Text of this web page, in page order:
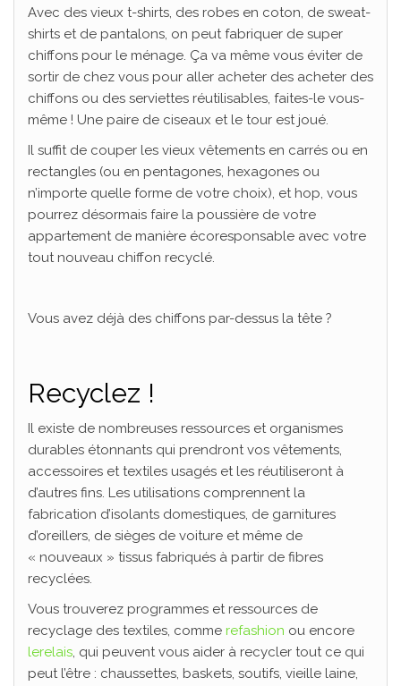
Avec des vieux t-shirts, des robes en coton, de sweat-
shirts et de pantalons, on peut fabriquer de super
chiffons pour le ménage. Ça va même vous éviter de
sortir de chez vous pour aller acheter des acheter des
chiffons ou des serviettes réutilisables, faites-le vous-
même ! Une paire de ciseaux et le tour est joué.
Il suffit de couper les vieux vêtements en carrés ou en
rectangles (ou en pentagones, hexagones ou
n’importe quelle forme de votre choix), et hop, vous
pourrez désormais faire la poussière de votre
appartement de manière écoresponsable avec votre
tout nouveau chiffon recyclé.
Vous avez déjà des chiffons par-dessus la tête ?
Recyclez !
Il existe de nombreuses ressources et organismes
durables étonnants qui prendront vos vêtements,
accessoires et textiles usagés et les réutiliseront à
d’autres fins. Les utilisations comprennent la
fabrication d’isolants domestiques, de garnitures
d’oreillers, de sièges de voiture et même de
« nouveaux » tissus fabriqués à partir de fibres
recyclées.
Vous trouverez programmes et ressources de
recyclage des textiles, comme refashion ou encore
lerelais, qui peuvent vous aider à recycler tout ce qui
peut l’être : chaussettes, baskets, soutifs, vieille laine,